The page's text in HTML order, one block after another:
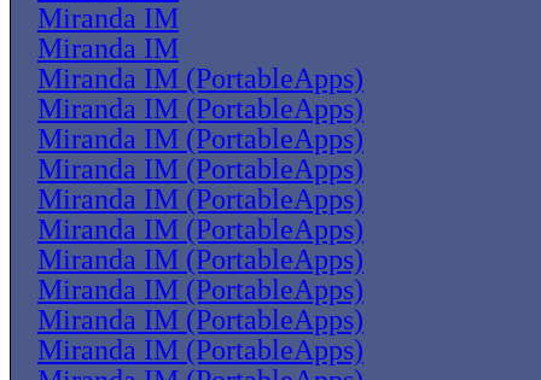
Miranda IM
Miranda IM
Miranda IM (PortableApps)
Miranda IM (PortableApps)
Miranda IM (PortableApps)
Miranda IM (PortableApps)
Miranda IM (PortableApps)
Miranda IM (PortableApps)
Miranda IM (PortableApps)
Miranda IM (PortableApps)
Miranda IM (PortableApps)
Miranda IM (PortableApps)